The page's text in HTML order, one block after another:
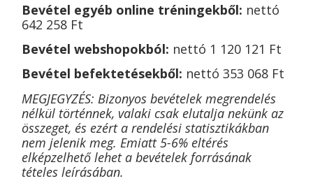
Bevétel egyéb online tréningekből: nettó
642 258 Ft
Bevétel webshopokból: nettó 1 120 121 Ft
Bevétel befektetésekből: nettó 353 068 Ft
MEGJEGYZÉS: Bizonyos bevételek megrendelés
nélkül történnek, valaki csak elutalja nekünk az
összeget, és ezért a rendelési statisztikákban
nem jelenik meg. Emiatt 5-6% eltérés
elképzelhető lehet a bevételek forrásának
tételes leírásában.